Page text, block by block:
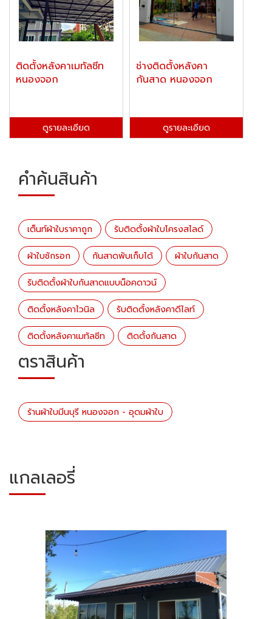
ติดตั้งหลังคาเมทัลชีท
หนองจอก
ดูรายละเอียด
ช่างติดตั้งหลังคา
กันสาด หนองจอก
ดูรายละเอียด
คำค้นสินค้า
เต็นท์ผ้าใบราคาถูก รับติดตั้งผ้าใบโครงสไลด์
ผ้าใบชักรอก กันสาดพับเก็บได้ ผ้าใบกันสาด
รับติดตั้งผ้าใบกันสาดแบบน็อคดาวน์
ติดตั้งหลังคาไวนิล รับติดตั้งหลังคาดีไลท์
ติดตั้งหลังคาเมทัลชีท ติดตั้งกันสาด
ตราสินค้า
ร้านผ้าใบมีนบุรี หนองจอก - อุดมผ้าใบ
แกลเลอรี่